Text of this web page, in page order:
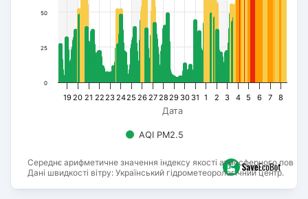
Середнє арифметичне значення індексу якості атмосферного
Дані швидкості вітру: Український гідрометеорологічний центр.
Дата
AQI PM2.5
20 22 24 26 28 30 1 3 5 7
19 21 23 25 27 29 31 2 4 6 8
0
25
50
End of interactive chart.